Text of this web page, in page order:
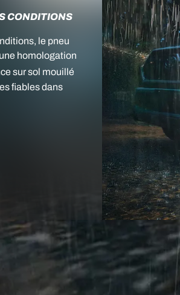
CONDITIONS
le pneu
homologation
sur sol mouillé
fiables dans